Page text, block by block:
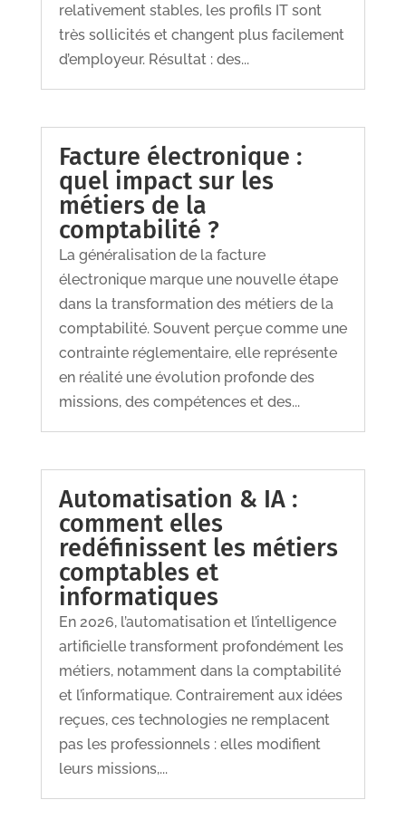
relativement stables, les profils IT sont
très sollicités et changent plus facilement
d’employeur. Résultat : des...
Facture électronique :
quel impact sur les
métiers de la
comptabilité ?
La généralisation de la facture
électronique marque une nouvelle étape
dans la transformation des métiers de la
comptabilité. Souvent perçue comme une
contrainte réglementaire, elle représente
en réalité une évolution profonde des
missions, des compétences et des...
Automatisation & IA :
comment elles
redéfinissent les métiers
comptables et
informatiques
En 2026, l’automatisation et l’intelligence
artificielle transforment profondément les
métiers, notamment dans la comptabilité
et l’informatique. Contrairement aux idées
reçues, ces technologies ne remplacent
pas les professionnels : elles modifient
leurs missions,...